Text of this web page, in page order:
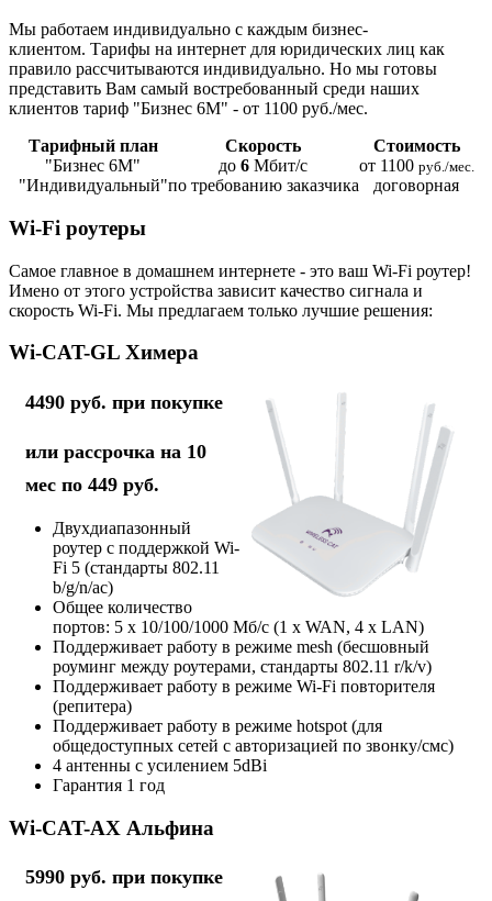
Мы работаем индивидуально с каждым бизнес-
клиентом. Тарифы на интернет для юридических лиц как
правило рассчитываются индивидуально. Но мы готовы
представить Вам самый востребованный среди наших
клиентов тариф "Бизнес 6М" - от 1100 руб./мес.
Тарифный план
Скорость
Стоимость
"Бизнес 6М"
до 6 Мбит/с от 1100 руб./мес.
"Индивидуальный"по требованию заказчика договорная
Wi-Fi роутеры
Самое главное в домашнем интернете - это ваш Wi-Fi роутер!
Имено от этого устройства зависит качество сигнала и
скорость Wi-Fi. Мы предлагаем только лучшие решения:
Wi-CAT-GL Химера
4490 руб. при покупке
или рассрочка на 10
мес по 449 руб.
Двухдиапазонный
роутер с поддержкой Wi-
Fi 5 (стандарты 802.11
b/g/n/ac)
Общее количество
портов: 5 х 10/100/1000 Мб/с (1 x WAN, 4 x LAN)
Поддерживает работу в режиме mesh (бесшовный
роуминг между роутерами, стандарты 802.11 r/k/v)
Поддерживает работу в режиме Wi-Fi повторителя
(репитера)
Поддерживает работу в режиме hotspot (для
общедоступных сетей с авторизацией по звонку/смс)
4 антенны с усилением 5dBi
Гарантия 1 год
Wi-CAT-AX Альфина
5990 руб. при покупке